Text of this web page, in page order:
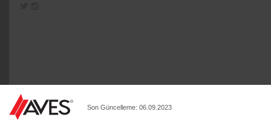
Son Güncelleme: 06.09.2023